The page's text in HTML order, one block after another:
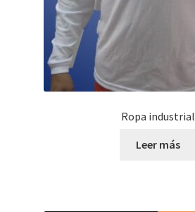
Ropa industrial
Leer más